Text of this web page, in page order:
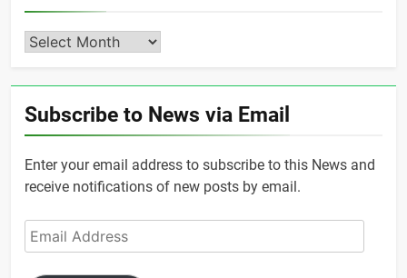
Archives
Subscribe to News via Email
Enter your email address to subscribe to this News and
receive notifications of new posts by email.
Email
Address